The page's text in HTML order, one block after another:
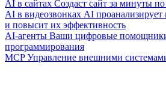
AI в сайтах Создаст сайт за минуты
AI в видеозвонках AI
и повысит их эффективность
AI-агенты Ваши цифровые
программирования
MCP Управление внешними